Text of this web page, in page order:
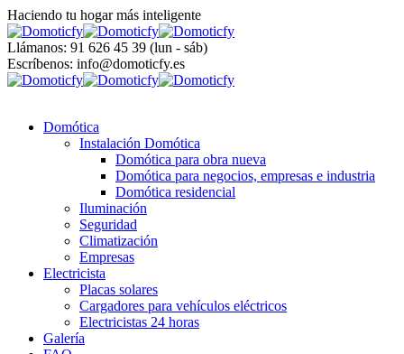
Haciendo tu hogar más inteligente
Llámanos: 91 626 45 39 (lun - sáb)
Escríbenos: info@domoticfy.es
Domótica
Instalación Domótica
Domótica para obra nueva
Domótica para negocios, empresas e industria
Domótica residencial
Iluminación
Seguridad
Climatización
Empresas
Electricista
Placas solares
Cargadores para vehículos eléctricos
Electricistas 24 horas
Galería